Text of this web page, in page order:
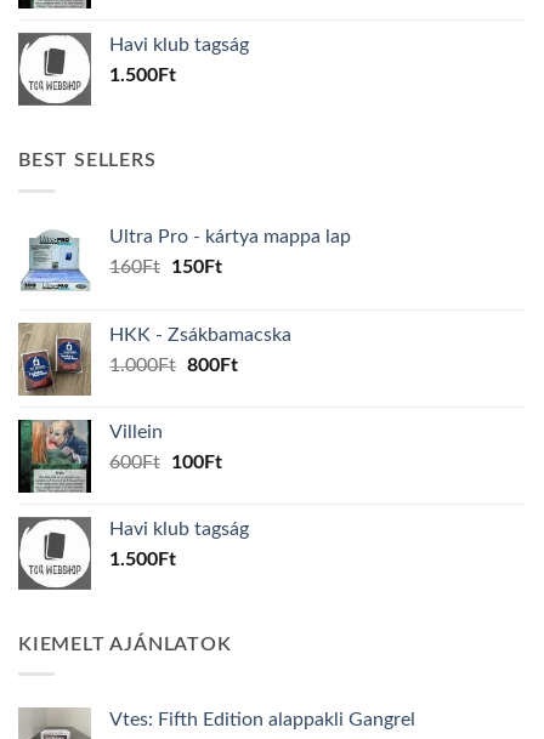
600Ft.100Ft.
Havi klub tagság
1.500Ft
BEST SELLERS
Ultra Pro - kártya mappa lap
160Ft
Original
160Ft.
150FtCurrent
150Ft.
HKK - Zsákbamacska
1.000Ft Original
800FtCurrent
Villein
600Ft
Original
600Ft.
100FtCurrent
100Ft.
Havi klub tagság
1.500Ft
KIEMELT AJÁNLATOK
Vtes: Fifth Edition alappakli Gangrel